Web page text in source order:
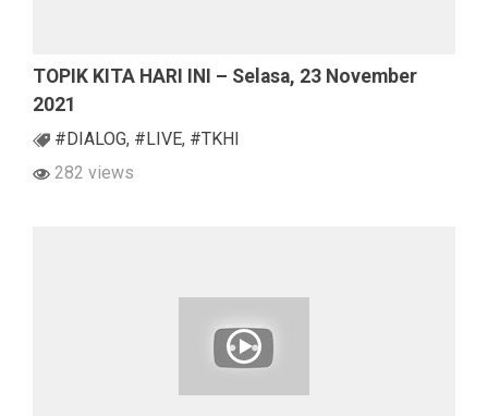
TOPIK KITA HARI INI – Selasa, 23 November
2021
#DIALOG, #LIVE, #TKHI
282 views